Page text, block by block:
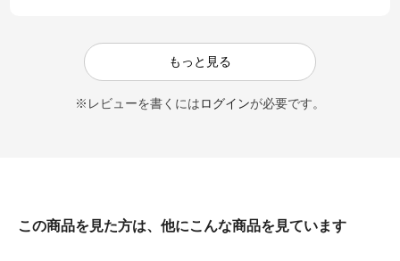
もっと見る
※レビューを書くにはログインが必要です。
この商品を見た方は、他にこんな商品を見ています